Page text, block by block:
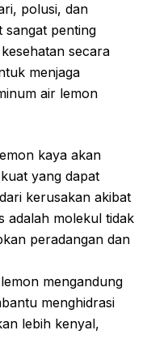
polusi, dan
sangat penting
secara
menjaga
air lemon
kaya akan
yang dapat
kerusakan akibat
adalah molekul tidak
peradangan dan
mengandung
menghidrasi
lebih kenyal,